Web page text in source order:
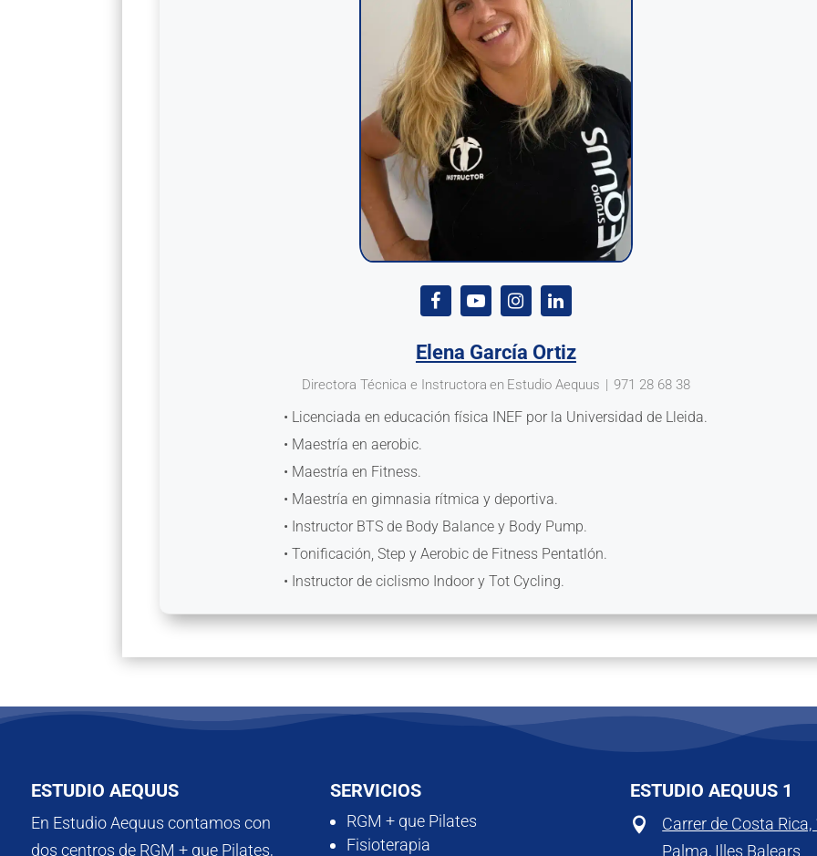
Elena García Ortiz
Directora Técnica e Instructora en Estudio Aequus 971 28 68 38
• Licenciada en educación física INEF por la Universidad de Lleida.
• Maestría en aerobic.
• Maestría en Fitness.
• Maestría en gimnasia rítmica y deportiva.
• Instructor BTS de Body Balance y Body Pump.
• Tonificación, Step y Aerobic de Fitness Pentatlón.
• Instructor de ciclismo Indoor y Tot Cycling.
ESTUDIO AEQUUS
En Estudio Aequus contamos con
dos centros de RGM + que Pilates,
SERVICIOS
RGM + que Pilates
Fisioterapia
ESTUDIO AEQUUS 1

Carrer de Costa Rica,
Palma, Illes Balears